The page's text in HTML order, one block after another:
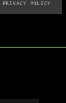
PRIVACY POLICY